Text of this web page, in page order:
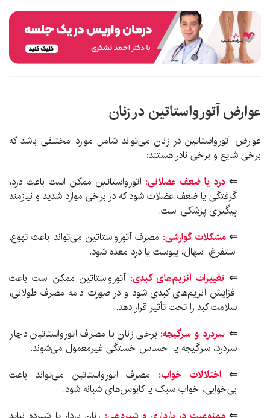
عوارض آتورواستاتین در زنان
عوارض آتورواستاتین در زنان می‌تواند شامل موارد مختلفی باشد که
برخی شایع و برخی نادر هستند:
⇐ درد یا ضعف عضلانی: آتورواستاتین ممکن است باعث درد،
گرفتگی یا ضعف عضلات شود که در برخی موارد شدید و نیازمند
پیگیری پزشکی است.
⇐مشکلات گوارشی: مصرف آتورواستاتین می‌تواند باعث تهوع،
استفراغ، اسهال، یبوست یا درد معده شود.
⇐ تغییرات آنزیم‌های کبدی: آتورواستاتین ممکن است باعث
افزایش آنزیم‌های کبدی شود و در صورت ادامه مصرف طولانی،
سلامت کبد را تحت تأثیر قرار دهد.
⇐ سردرد و سرگیجه: برخی زنان با مصرف آتورواستاتین دچار
سردرد، سرگیجه یا احساس خستگی غیرمعمول می‌شوند.
⇐ اختلالات خواب: مصرف آتورواستاتین می‌تواند باعث
بی‌خوابی، خواب سبک یا کابوس‌های شبانه شود.